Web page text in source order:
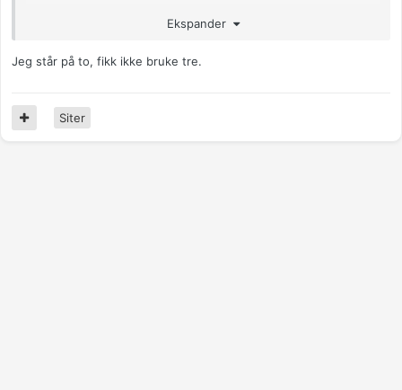
Anonymkode: d48d5...597Ekspander
Jeg står på to, fikk ikke bruke tre.
Siter